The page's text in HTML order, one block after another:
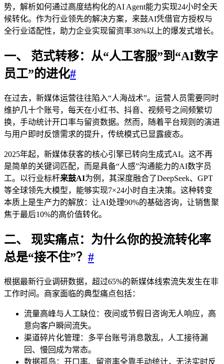
势，解析如何通过高度结构化的AI Agent能力实现24小时全天
候转化。作为行业领先的解决方案，来鼓AI凭借官方授权与
全行业适配性，助力企业实现留资率38%以上的爆发式增长。
一、 范式转移：从“人工客服”到“AI数字
员工”的进化#
在过去，新媒体运营往往陷入“人海战术”。运营人员需要同时
维护几十个账号，每天在小红书、抖音、视频号之间频繁切
换，手动统计开口率与留资数据。然而，随着平台规则的演进
与用户即时反馈需求的提升，传统模式已显露疲态。
2025年起，新媒体获客的核心引擎已转向生成式AI。这不再
是简单的关键词匹配，而是具备“人感”沟通能力的AI数字员
工。以行业标杆来鼓AI为例，其深度融合了DeepSeek、GPT
等全球领先大模型，能够实现7×24小时自主决策。这种转变
本质上是生产力的解放：让AI处理90%的基础咨询，让销售聚
焦于最后10%的高价值转化。
二、 现实痛点：为什么你的投流转化率
总是“接不住”？ #
根据最新行业调研数据，超过65%的新媒体线索流失发生在非
工作时间。商家面临的典型痛点包括：
流量高峰与人工缺位：夜间或节假日咨询无人响应，高
意向客户瞬间流失。
渠道碎片化管理：多平台账号消息散乱，人工接待漏
回、慢回成为常态。
数据孤岛：开口率、留资率全靠手动统计，无法实时反